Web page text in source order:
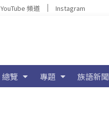
YouTube 頻道 Instagram
總覽 專題 族語新聞